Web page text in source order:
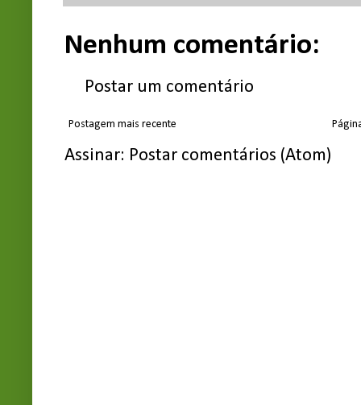
Nenhum comentário:
Postar um comentário
Postagem mais recente
Assinar: Postar comentários (Atom)